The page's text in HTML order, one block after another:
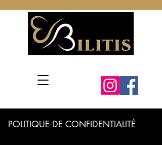
POLITIQUE DE CONFIDENTIALITÉ